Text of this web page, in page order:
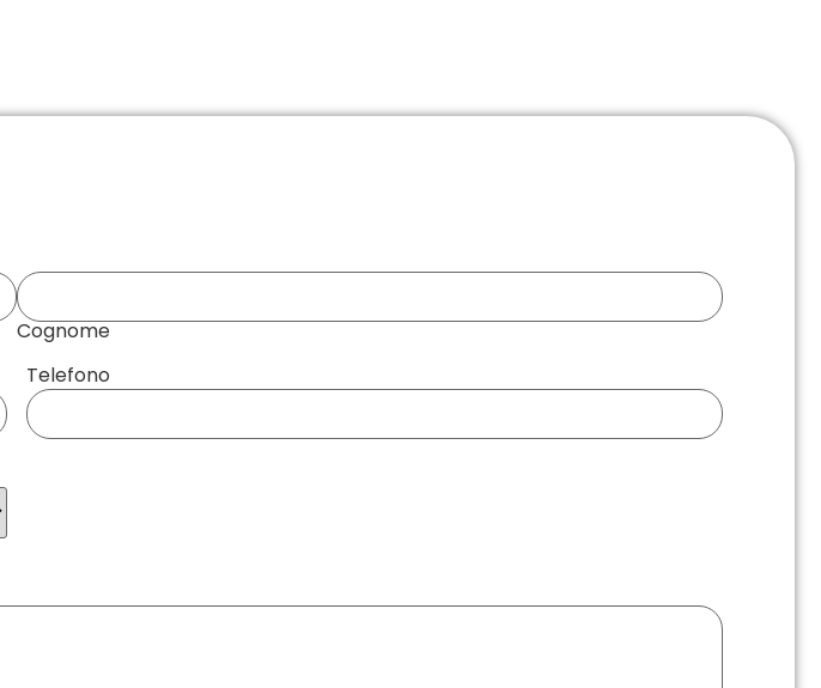
Cognome
Telefono